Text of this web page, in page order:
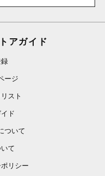
アガイド
ージ
スト
ド
ついて
て
リシー